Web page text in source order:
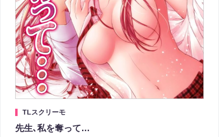
TLスクリーモ
先生､私を奪って…